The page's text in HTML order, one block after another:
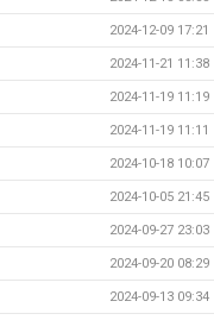
2024-12-09 17:21
2024-11-21 11:38
2024-11-19 11:19
2024-11-19 11:11
2024-10-18 10:07
2024-10-05 21:45
2024-09-27 23:03
2024-09-20 08:29
2024-09-13 09:34